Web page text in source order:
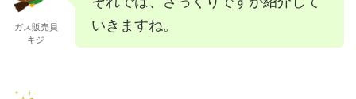
ガス販売員
キジ
いきますね。